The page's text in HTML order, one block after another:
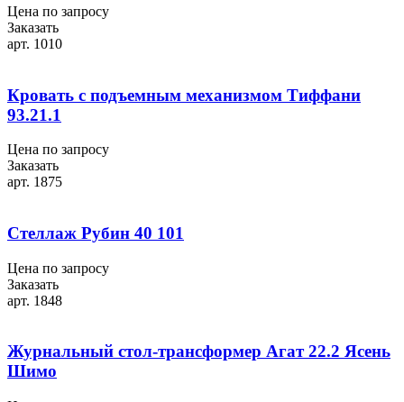
Цена по запросу
Заказать
арт. 1010
Кровать с подъемным механизмом Тиффани
93.21.1
Цена по запросу
Заказать
арт. 1875
Стеллаж Рубин 40 101
Цена по запросу
Заказать
арт. 1848
Журнальный стол-трансформер Агат 22.2 Ясень
Шимо